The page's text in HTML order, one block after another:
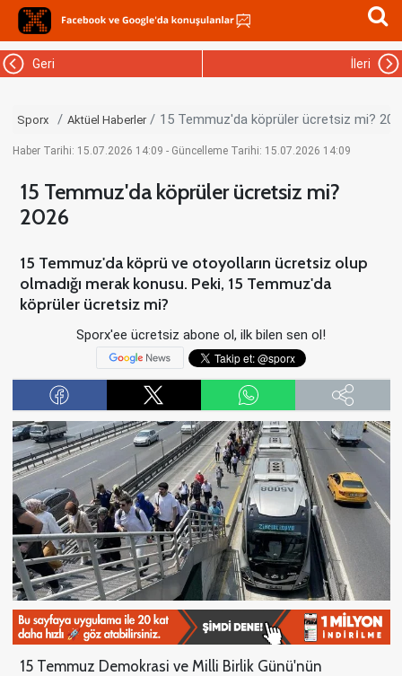
Geri İleri
Sporx Aktüel Haberler 15 Temmuz'da köprüler ücretsiz mi?
Haber Tarihi: 15.07.2026 14:09 - Güncelleme Tarihi: 15.07.2026 14:09
15 Temmuz'da köprüler ücretsiz mi?
2026
15 Temmuz'da köprü ve otoyolların ücretsiz olup
olmadığı merak konusu. Peki, 15 Temmuz'da
köprüler ücretsiz mi?
Sporx'ee ücretsiz abone ol, ilk bilen sen ol!
15 Temmuz Demokrasi ve Milli Birlik Günü'nün